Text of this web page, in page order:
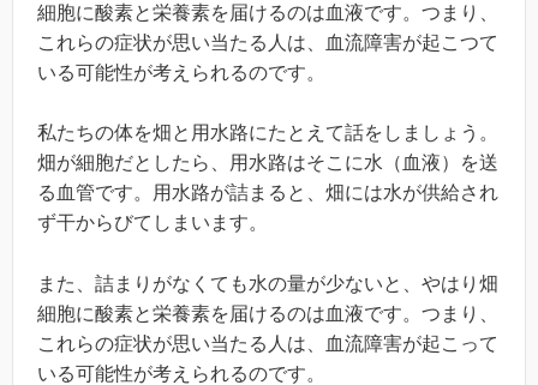
細胞に酸素と栄養素を届けるのは血液です。つまり、
これらの症状が思い当たる人は、血流障害が起こつて
いる可能性が考えられるのです。
私たちの体を畑と用水路にたとえて話をしましょう。
畑が細胞だとしたら、用水路はそこに水（血液）を送
る血管です。用水路が詰まると、畑には水が供給され
ず干からびてしまいます。
また、詰まりがなくても水の量が少ないと、やはり畑
細胞に酸素と栄養素を届けるのは血液です。つまり、
これらの症状が思い当たる人は、血流障害が起こって
いる可能性が考えられるのです。